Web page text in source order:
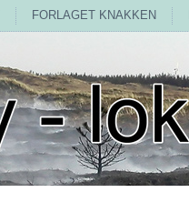
FORLAGET KNAKKEN